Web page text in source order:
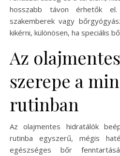
hosszabb távon érhetők
szakemberek vagy
kikérni, különösen, ha speciális
Az
szerepe a
rutinban
Az olajmentes hidratálók
rutinba egyszerű, mégis
egészséges bőr